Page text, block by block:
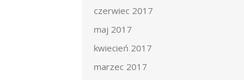
czerwiec 2017
maj 2017
kwiecień 2017
marzec 2017